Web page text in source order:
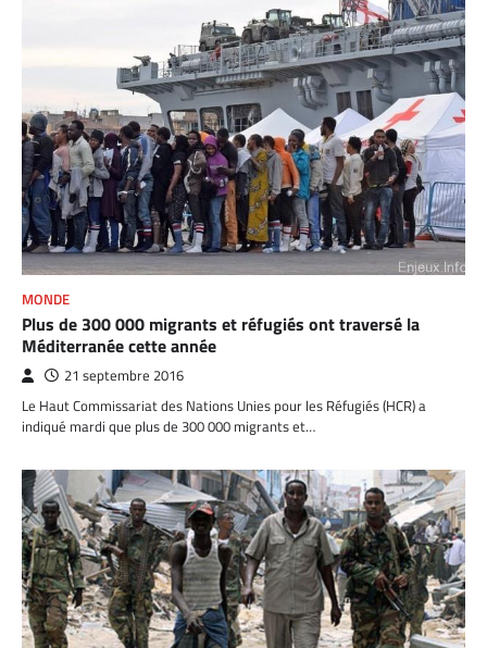
MONDE
Plus de 300 000 migrants et réfugiés ont traversé la
Méditerranée cette année
21 septembre 2016
Le Haut Commissariat des Nations Unies pour les Réfugiés (HCR) a
indiqué mardi que plus de 300 000 migrants et…